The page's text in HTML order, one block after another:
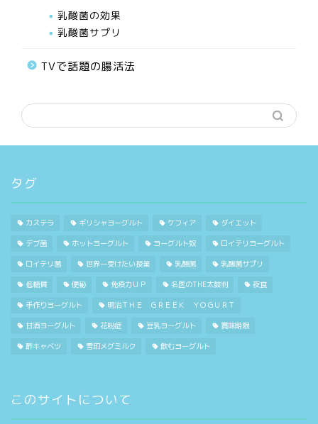
乳酸菌の効果
乳酸菌サプリ
TVで話題の腸活法
タグ
カステラ ギリシャヨーグルト ケフィア ダイエット
デブ菌 ホットヨーグルト ヨーグルト奴 ロイテリヨーグルト
ロイテリ菌 世界一受けたい授業 乳酸菌 乳酸菌サプリ
低糖質 便秘 免疫力ＵＰ 名医のTHE太鼓判 夜食
手作りヨーグルト 明治ＴＨＥ ＧＲＥＥＫ ＹＯＧＵＲＴ
甘酒ヨーグルト 花粉症 豆乳ヨーグルト 賞味期限
酢キャベツ 雪印メグミルク 飲むヨーグルト
このサイトについて